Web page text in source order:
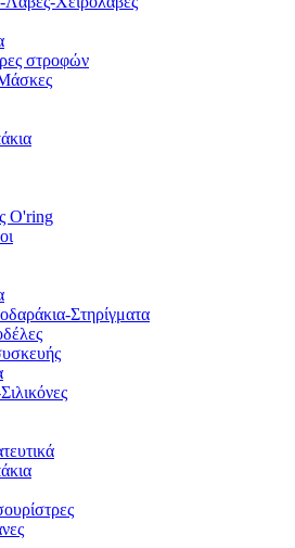
στροφών
O'ring
Στηρίγματα